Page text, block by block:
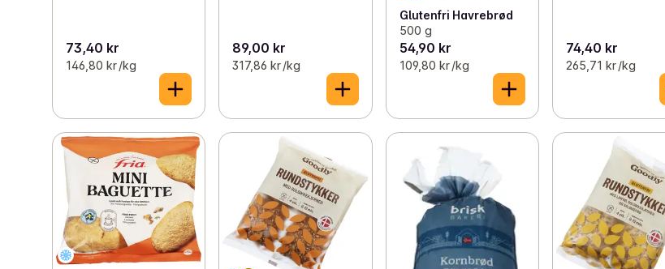
73,40 kr
146,80 kr /kg
89,00 kr
317,86 kr /kg
Glutenfri Havrebrød
500 g
54,90 kr
109,80 kr /kg
74,40 kr
265,71 kr /kg